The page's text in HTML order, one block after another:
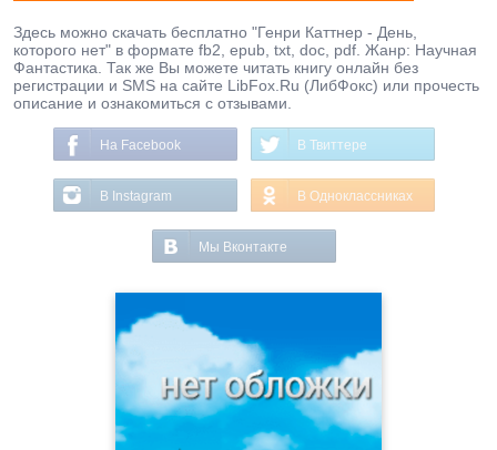
Здесь можно скачать бесплатно "Генри Каттнер - День,
которого нет" в формате fb2, epub, txt, doc, pdf. Жанр: Научная
Фантастика. Так же Вы можете читать книгу онлайн без
регистрации и SMS на сайте LibFox.Ru (ЛибФокс) или прочесть
описание и ознакомиться с отзывами.
На Facebook В Твиттере
В Instagram В Одноклассниках
Мы Вконтакте